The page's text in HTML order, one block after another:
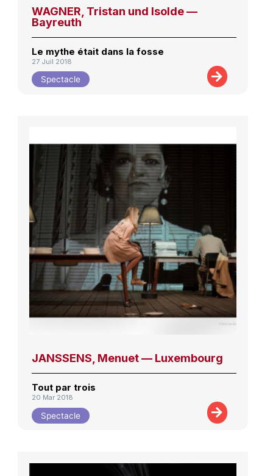
WAGNER, Tristan und Isolde —
Bayreuth
Le mythe était dans la fosse
27 Juil 2018
Spectacle
JANSSENS, Menuet — Luxembourg
Tout par trois
20 Mar 2018
Spectacle